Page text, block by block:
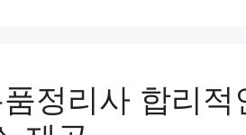
정리사 합리